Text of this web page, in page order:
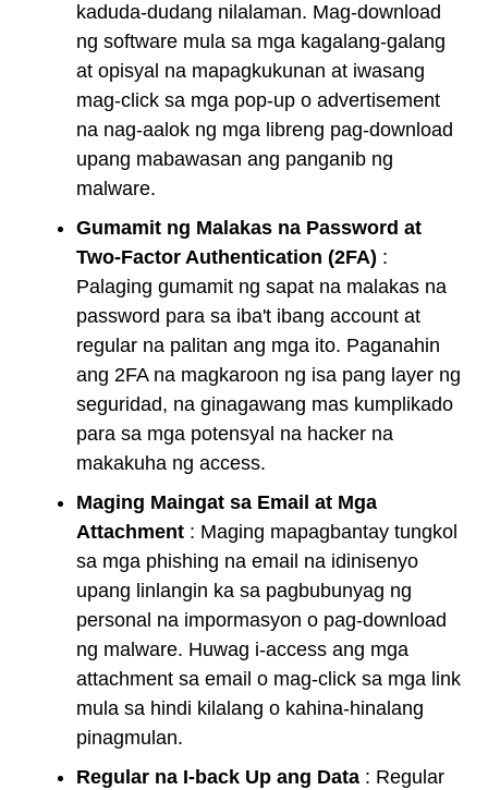
kaduda-dudang nilalaman. Mag-download
ng software mula sa mga kagalang-galang
at opisyal na mapagkukunan at iwasang
mag-click sa mga pop-up o advertisement
na nag-aalok ng mga libreng pag-download
upang mabawasan ang panganib ng
malware.
Gumamit ng Malakas na Password at
Two-Factor Authentication (2FA) :
Palaging gumamit ng sapat na malakas na
password para sa iba't ibang account at
regular na palitan ang mga ito. Paganahin
ang 2FA na magkaroon ng isa pang layer ng
seguridad, na ginagawang mas kumplikado
para sa mga potensyal na hacker na
makakuha ng access.
Maging Maingat sa Email at Mga
Attachment : Maging mapagbantay tungkol
sa mga phishing na email na idinisenyo
upang linlangin ka sa pagbubunyag ng
personal na impormasyon o pag-download
ng malware. Huwag i-access ang mga
attachment sa email o mag-click sa mga link
mula sa hindi kilalang o kahina-hinalang
pinagmulan.
Regular na I-back Up ang Data : Regular